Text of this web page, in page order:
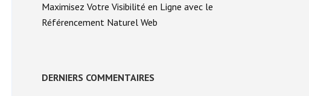
Maximisez Votre Visibilité en Ligne avec le
Référencement Naturel Web
DERNIERS COMMENTAIRES